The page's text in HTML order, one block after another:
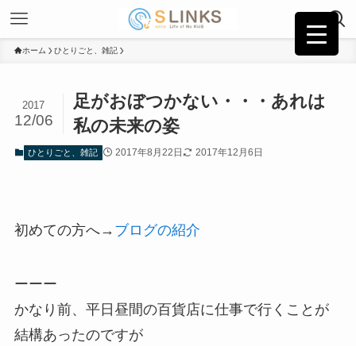
ホーム ひとりごと、雑記
足がおぼつかない・・・あれは
私の未来の姿
2017
12/06
ひとりごと、雑記 2017年8月22日 2017年12月6日
初めての方へ→ ブログの紹介
ーーー
かなり前、平日昼間の百貨店に仕事で行くことが
結構あったのですが